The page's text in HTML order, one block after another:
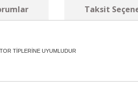
Taksit
TİPLERİNE UYUMLUDUR